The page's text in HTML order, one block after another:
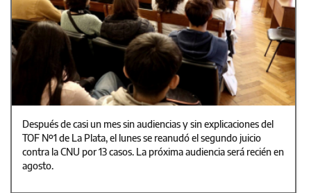
Después de casi un mes sin audiencias y sin explicaciones del
TOF Nº1 de La Plata, el lunes se reanudó el segundo juicio
contra la CNU por 13 casos. La próxima audiencia será recién en
agosto.